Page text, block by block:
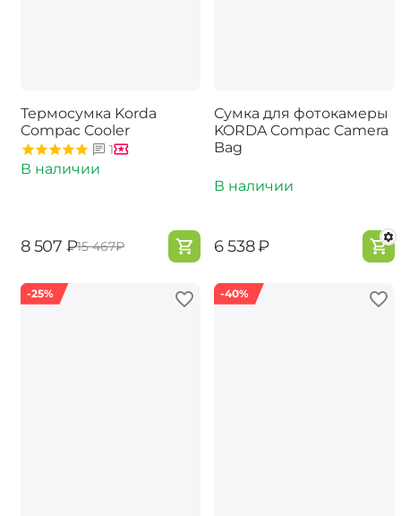
Термосумка Korda
Compac Cooler
1
В наличии
‍8 507‍ ₽‍15 467‍₽
Сумка для фотокамеры
KORDA Compac Camera
Bag
В наличии
‍6 538‍₽
-25% -40%